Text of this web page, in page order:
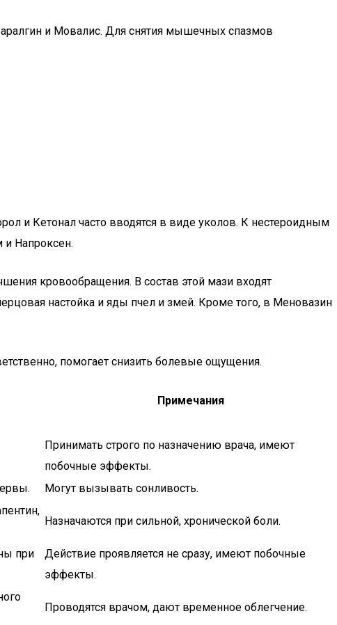
и Мовалис. Для снятия мышечных спазмов
и Кетонал часто вводятся в виде уколов. К нестероидным
Напроксен.
кровообращения. В состав этой мази входят
настойка и яды пчел и змей. Кроме того, в Меновазин
помогает снизить болевые ощущения.
Примечания
Принимать строго по назначению врача, имеют
побочные эффекты.
Могут вызывать сонливость.
Назначаются при сильной, хронической боли.
при
Действие проявляется не сразу, имеют побочные
эффекты.
Проводятся врачом, дают временное облегчение.